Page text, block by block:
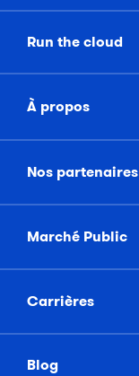
Run the cloud
À propos
Nos partenaires
Marché Public
Carrières
Blog